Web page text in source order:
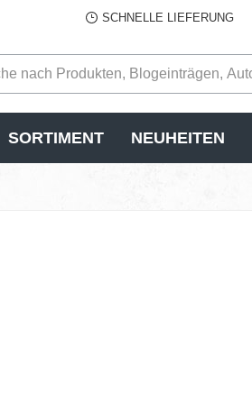
SCHNELLE LIEFERUNG
SORTIMENT NEUHEITEN